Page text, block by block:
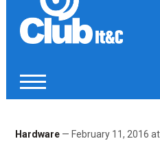
Hardware— February 11, 2016